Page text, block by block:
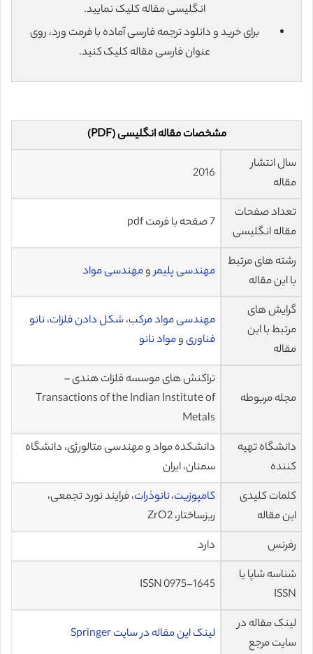
انگلیسی مقاله کلیک نمایید.
برای خرید و دانلود ترجمه فارسی آماده با فرمت ورد، روی
عنوان فارسی مقاله کلیک کنید.
مشخصات مقاله انگلیسی (PDF)
سال انتشار
مقاله
2016
تعداد صفحات
مقاله انگلیسی
7 صفحه با فرمت pdf
رشته های مرتبط
با این مقاله
مهندسی پلیمرومهندسی مواد
گرایش های
مرتبط با این
مقاله
مهندسی مواد مرکب،شکل دادن فلزات،نانو
فناوریومواد نانو
مجله مربوطه
تراکنش های موسسه فلزات هندی –
Transactions of the Indian Institute of
Metals
دانشگاه تهیه
کننده
دانشکده مواد و مهندسی متالورژی، دانشگاه
سمنان، ایران
کلمات کلیدی
این مقاله
کامپوزیت،نانوذرات، فرایند نورد تجمعی،
ریزساختار، ZrO2
رفرنس
دارد
شناسه شاپا یا
ISSN
ISSN 0975-1645
لینک مقاله در
سایت مرجع
لینک این مقاله در سایت Springer